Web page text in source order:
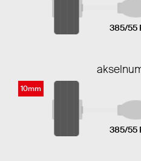
385/55
10mm
385/55